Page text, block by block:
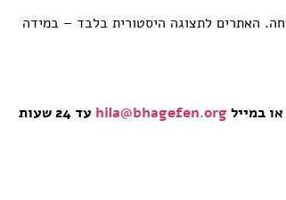
האתרים לתצוגה היסטורית בלבד – במידה
hila@bhagefen.org
עד 24 שעות